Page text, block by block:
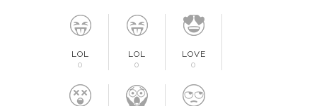
LOL
0
LOL
0
LOVE
0